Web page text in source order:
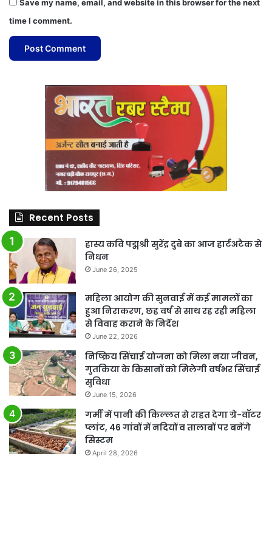
Save my name, email, and website in this browser for the next
time I comment.
Recent Posts
हास्य कवि पद्मश्री सुरेंद्र दुबे का आज हार्टअटैक से
निधन
June 26, 2025
महिला आयोग की सुनवाई में कई मामलों का
हुआ निराकरण, छह वर्ष से साथ रह रही महिला
से विवाह कराने के निर्देश
June 22, 2026
निष्क्रिय सिंचाई योजना को मिला नया जीवन,
गुतकिया के किसानों को मिलेगी वर्षभर सिंचाई
सुविधा
June 15, 2026
गर्मी में पानी की किल्लत से राहत देगा ग्रे-वॉटर
प्लांट, 46 गांवों में नदियों व तालाबों पर बनेंगे
सिस्टम
April 28, 2026